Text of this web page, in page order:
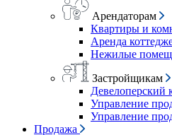
Арендаторам
Квартиры и
Аренда
Нежилые
Застройщикам
Девелоперский
Управление
Управление
Продажа